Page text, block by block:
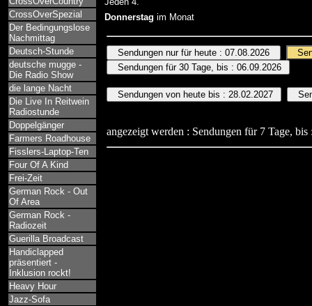
CrossOverSpezial
Der Bedingungslose
Nachmittag
Deutsch-Stunde
deutsche mugge -
Die Radio Show
die lange Nacht
Die Live In Reitwein
Radiostunde
Doppelgänger
Farmers Roadhouse
Fisslers-Laptop-Ten
Four Of A Kind
Frei-Zeit
German Rock - Out
Of Area
German Rock -
Radiozeit
Guerilla Broadcast
Handiclapped
präsentiert -
Inklusion rockt!
Heavy Hour
Jazz-Sofa
Donnerstag im Monat
angezeigt werden : Sendungen für 7 Tage, bis